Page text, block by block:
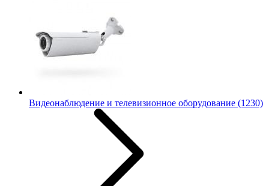
Видеонаблюдение и телевизионное оборудование (1230)